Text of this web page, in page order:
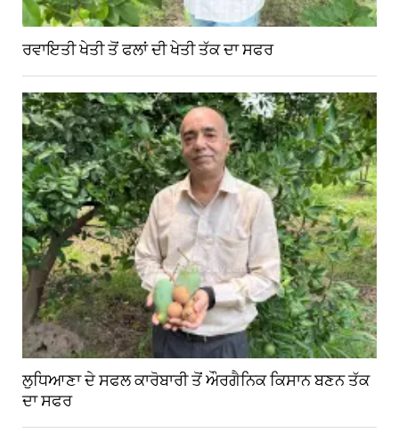
ਰਵਾਇਤੀ ਖੇਤੀ ਤੋਂ ਫਲਾਂ ਦੀ ਖੇਤੀ ਤੱਕ ਦਾ ਸਫਰ
ਲੁਧਿਆਣਾ ਦੇ ਸਫਲ ਕਾਰੋਬਾਰੀ ਤੋਂ ਔਰਗੈਨਿਕ ਕਿਸਾਨ ਬਣਨ ਤੱਕ
ਦਾ ਸਫਰ